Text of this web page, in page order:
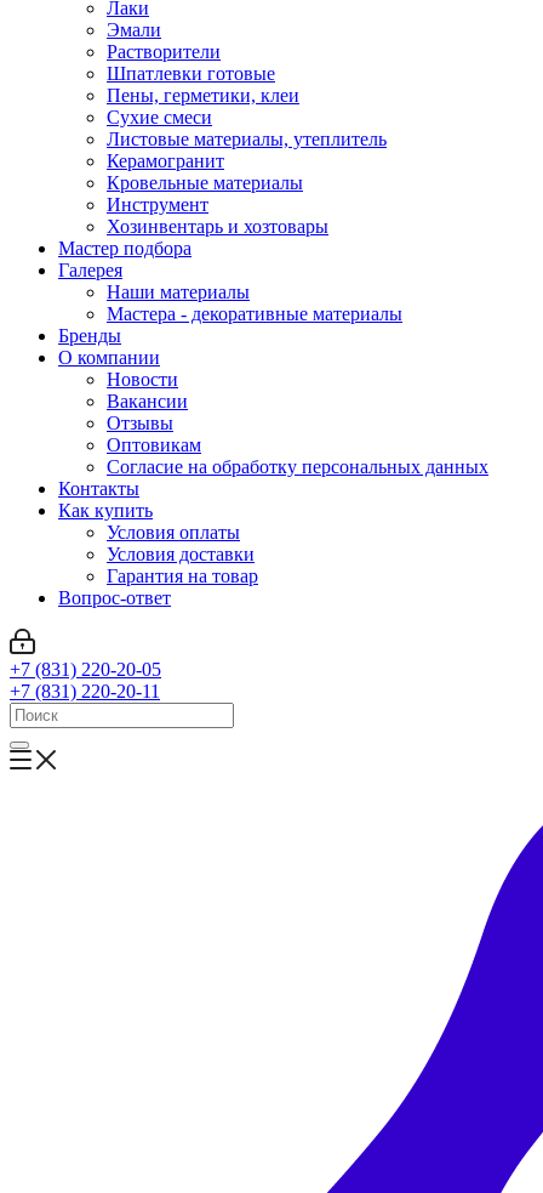
Лаки
Эмали
Растворители
Шпатлевки готовые
Пены, герметики, клеи
Сухие смеси
Листовые материалы, утеплитель
Керамогранит
Кровельные материалы
Инструмент
Хозинвентарь и хозтовары
Мастер подбора
Галерея
Наши материалы
Мастера - декоративные материалы
Бренды
О компании
Новости
Вакансии
Отзывы
Оптовикам
Cогласие на обработку персональных данных
Контакты
Как купить
Условия оплаты
Условия доставки
Гарантия на товар
Вопрос-ответ
+7 (831) 220-20-05
+7 (831) 220-20-11